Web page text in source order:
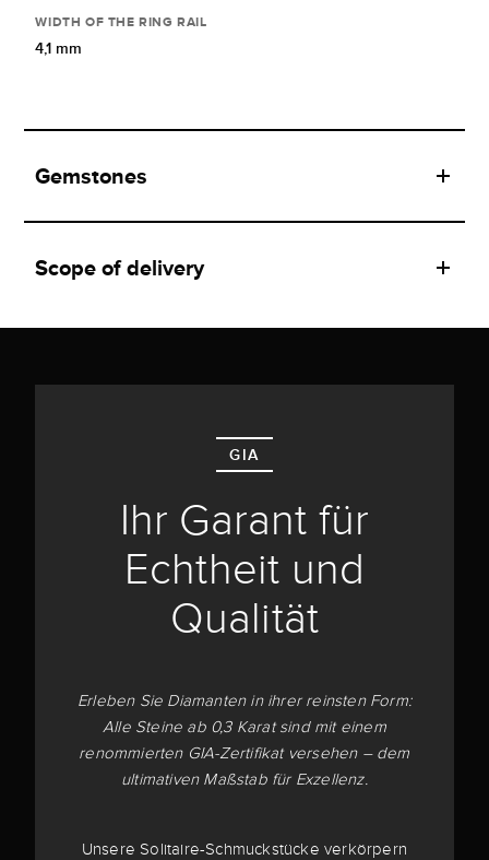
WIDTH OF THE RING RAIL
4,1 mm
Gemstones
Scope of delivery
GIA
Ihr Garant für
Echtheit und
Qualität
Erleben Sie Diamanten in ihrer reinsten Form:
Alle Steine ab 0,3 Karat sind mit einem
renommierten GIA-Zertifikat versehen – dem
ultimativen Maßstab für Exzellenz.
Unsere Solitaire-Schmuckstücke verkörpern